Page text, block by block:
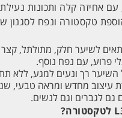
אחיזה קלה ותכונות
טקסטורה ונפח לסגנון
לשיער חלק, מתולתל, קצר
פרוע, עם נפח נוסף.
השיער רך ונעים למגע, ללא
גם לגברים וגם לנשים.